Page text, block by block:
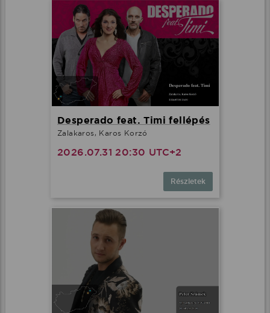
Desperado feat. Timi fellépés
Zalakaros, Karos Korzó
2026.07.31 20:30 UTC+2
Részletek